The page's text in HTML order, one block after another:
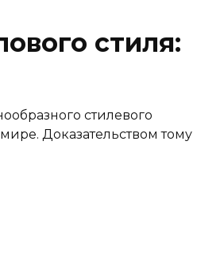
стиля:
стилевого
Доказательством тому